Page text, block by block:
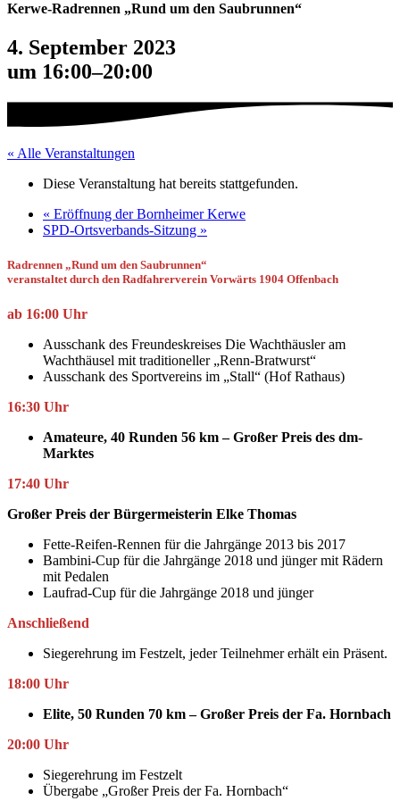
Kerwe-Radrennen „Rund um den Saubrunnen“
4. September 2023
um 16:00–20:00
« Alle Veranstaltungen
Diese Veranstaltung hat bereits stattgefunden.
« Eröffnung der Bornheimer Kerwe
SPD-Ortsverbands-Sitzung »
Radrennen „Rund um den Saubrunnen“
veranstaltet durch den Radfahrerverein Vorwärts 1904 Offenbach
ab 16:00 Uhr
Ausschank des Freundeskreises Die Wachthäusler am
Wachthäusel mit traditioneller „Renn-Bratwurst“
Ausschank des Sportvereins im „Stall“ (Hof Rathaus)
16:30 Uhr
Amateure, 40 Runden 56 km – Großer Preis des dm-
Marktes
17:40 Uhr
Großer Preis der Bürgermeisterin Elke Thomas
Fette-Reifen-Rennen für die Jahrgänge 2013 bis 2017
Bambini-Cup für die Jahrgänge 2018 und jünger mit Rädern
mit Pedalen
Laufrad-Cup für die Jahrgänge 2018 und jünger
Anschließend
Siegerehrung im Festzelt, jeder Teilnehmer erhält ein Präsent.
18:00 Uhr
Elite, 50 Runden 70 km – Großer Preis der Fa. Hornbach
20:00 Uhr
Siegerehrung im Festzelt
Übergabe „Großer Preis der Fa. Hornbach“